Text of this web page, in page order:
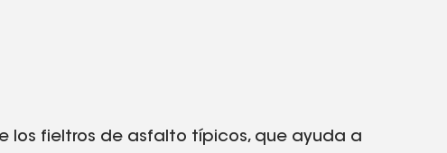
los fieltros de asfalto típicos, que ayuda a